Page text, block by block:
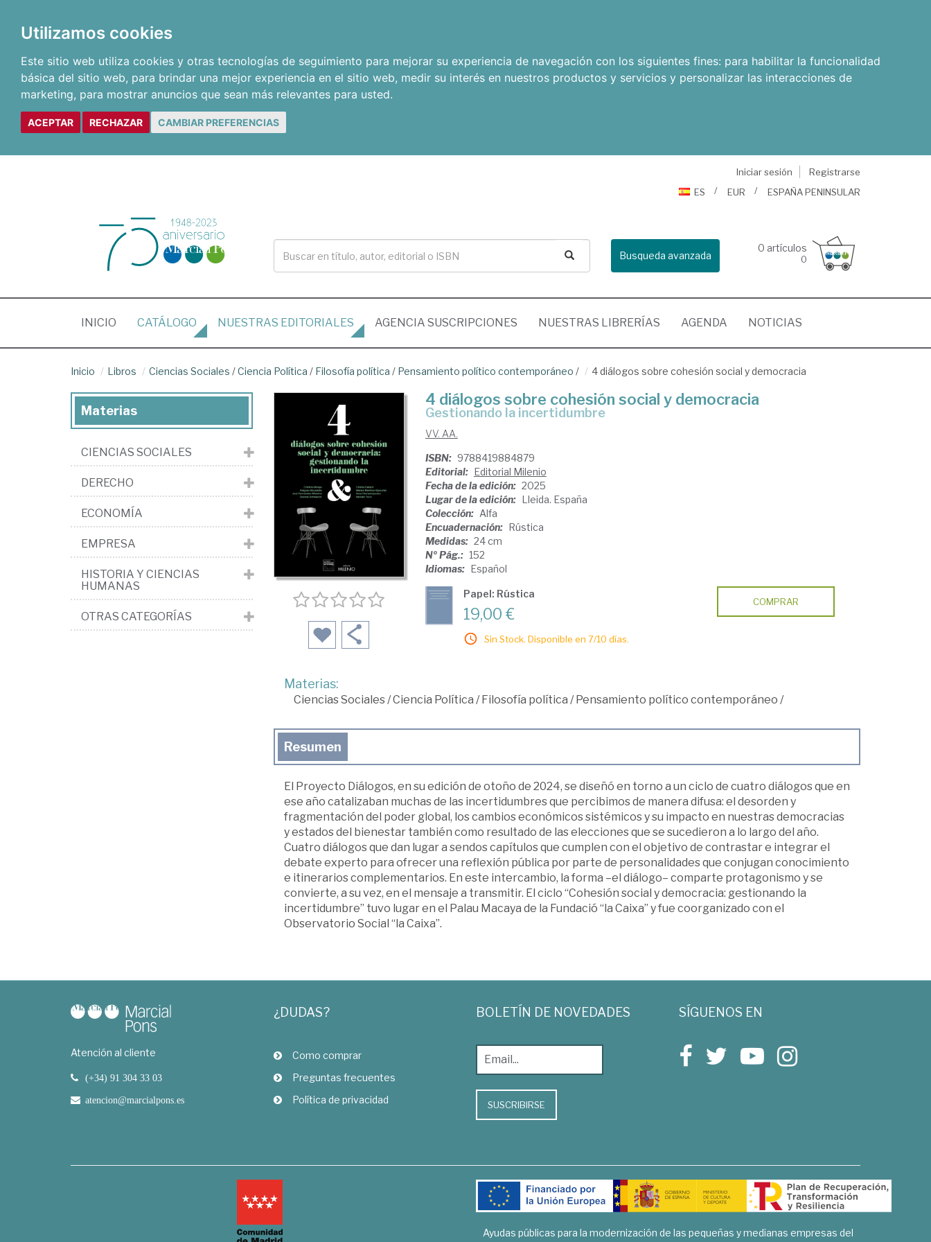
Utilizamos cookies
Este sitio web utiliza cookies y otras tecnologías de seguimiento para mejorar su experiencia de navegación con los siguientes fines: para habilitar la funcionalidad
básica del sitio web, para brindar una mejor experiencia en el sitio web, medir su interés en nuestros productos y servicios y personalizar las interacciones de
marketing, para mostrar anuncios que sean más relevantes para usted.
ACEPTAR RECHAZAR CAMBIAR PREFERENCIAS
Iniciar sesión
Registrarse
ES
EUR ESPAÑA PENINSULAR
Busqueda avanzada
0 artículos
0
INICIO (CURRENT)
CATÁLOGO NUESTRAS EDITORIALES AGENCIA SUSCRIPCIONES NUESTRAS LIBRERÍAS AGENDA NOTICIAS
Inicio Libros Ciencias Sociales /Ciencia Política / Filosofía política / Pensamiento político contemporáneo / 4 diálogos sobre cohesión social y democracia
4 diálogos sobre cohesión social y democracia
gestionando la incertidumbre
VV. AA.
ISBN: 9788419884879
Editorial: Editorial Milenio
Fecha de la edición: 2025
Lugar de la edición: Lleida. España
Colección: Alfa
Encuadernación: Rústica
Medidas: 24 cm
Nº Pág.: 152
Idiomas: Español
Papel: Rústica
19,00 €
Sin Stock. Disponible en 7/10 días.
COMPRAR
Materias:
Ciencias Sociales/Ciencia Política /Filosofía política /Pensamiento político contemporáneo /
Resumen
El Proyecto Diálogos, en su edición de otoño de 2024, se diseñó en torno a un ciclo de cuatro diálogos que en
ese año catalizaban muchas de las incertidumbres que percibimos de manera difusa: el desorden y
fragmentación del poder global, los cambios económicos sistémicos y su impacto en nuestras democracias
y estados del bienestar también como resultado de las elecciones que se sucedieron a lo largo del año.
Cuatro diálogos que dan lugar a sendos capítulos que cumplen con el objetivo de contrastar e integrar el
debate experto para ofrecer una reflexión pública por parte de personalidades que conjugan conocimiento
e itinerarios complementarios. En este intercambio, la forma –el diálogo– comparte protagonismo y se
convierte, a su vez, en el mensaje a transmitir. El ciclo “Cohesión social y democracia: gestionando la
incertidumbre” tuvo lugar en el Palau Macaya de la Fundació “la Caixa” y fue coorganizado con el
Observatorio Social “la Caixa”.
Materias
CIENCIAS SOCIALES
DERECHO
ECONOMÍA
EMPRESA
HISTORIA Y CIENCIAS
HUMANAS
OTRAS CATEGORÍAS
Atención al cliente
(+34) 91 304 33 03
atencion@marcialpons.es
¿DUDAS?
Como comprar
Preguntas frecuentes
Política de privacidad
BOLETÍN DE NOVEDADES
SUSCRIBIRSE
SÍGUENOS EN
Ayudas públicas para la modernización de las pequeñas y medianas empresas del